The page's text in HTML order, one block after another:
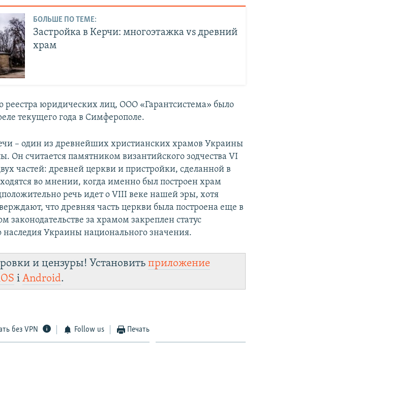
БОЛЬШЕ ПО ТЕМЕ:
Застройка в Керчи: многоэтажка vs древний
храм
реестра юридических лиц, ООО «Гарантсистема» было
текущего года в Симферополе.
– один из древнейших христианских храмов Украины
Он считается памятником византийского зодчества VI
частей: древней церкви и пристройки, сделанной в
во мнении, когда именно был построен храм
речь идет о VIII веке нашей эры, хотя
что древняя часть церкви была построена еще в
законодательстве за храмом закреплен статус
наследия Украины национального значения.
и цензуры! Установитьприложение
іAndroid.
без VPN Follow us Печать